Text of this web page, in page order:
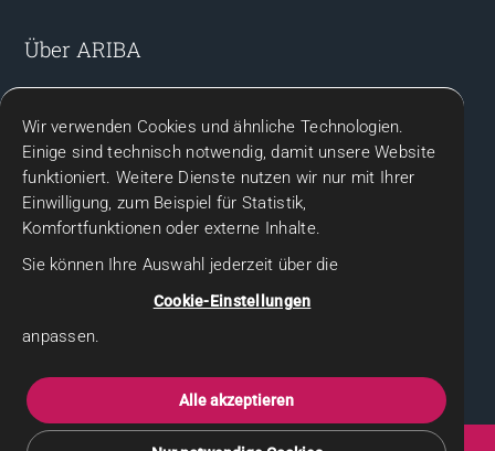
Über ARIBA
Kontakt
Rechtliches
Datenschutzhinweise für Bewerbende
Gender-Hinweis
Seit 2005 für Sie da | ARIBA Personaldienstleistungsgesellschaft mbH |
Wir verwenden Cookies und ähnliche Technologien.
Einige sind technisch notwendig, damit unsere Website
funktioniert. Weitere Dienste nutzen wir nur mit Ihrer
Einwilligung, zum Beispiel für Statistik,
Komfortfunktionen oder externe Inhalte.
Sie können Ihre Auswahl jederzeit über die
Cookie-Einstellungen
anpassen.
Alle akzeptieren